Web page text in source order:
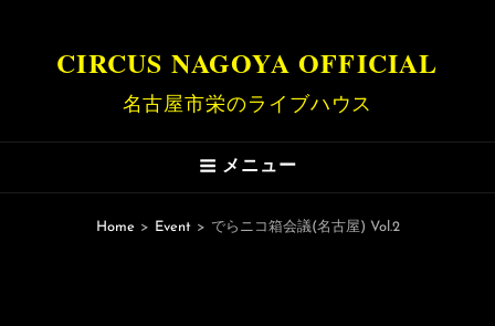
CIRCUS NAGOYA OFFICIAL
名古屋市栄のライブハウス
メニュー
Home > Event > でらニコ箱会議(名古屋) Vol.2